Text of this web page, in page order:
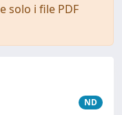
solo i file PDF
ND